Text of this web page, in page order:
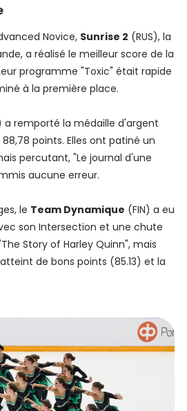
Novice, Sunrise 2 (RUS), la
a réalisé le meilleur score de la
programme "Toxic" était rapide
à la première place.
a remporté la médaille d'argent
points. Elles ont patiné un
percutant, "Le journal d'une
aucune erreur.
le Team Dynamique (FIN) a eu
son Intersection et une chute
Story of Harley Quinn", mais
de bons points (85.13) et la